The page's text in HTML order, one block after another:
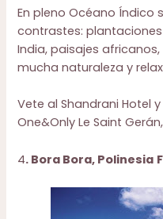
En pleno Océano Índico
contrastes:
India, paisajes
mucha naturaleza y
Vete alShandrani Hotel
One&Only Le Saint Gerán
4. Bora Bora, Polinesia